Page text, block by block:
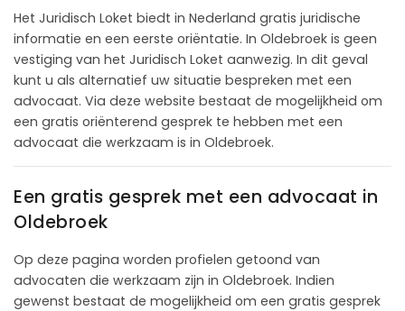
Het Juridisch Loket biedt in Nederland gratis juridische
informatie en een eerste oriëntatie. In Oldebroek is geen
vestiging van het Juridisch Loket aanwezig. In dit geval
kunt u als alternatief uw situatie bespreken met een
advocaat. Via deze website bestaat de mogelijkheid om
een gratis oriënterend gesprek te hebben met een
advocaat die werkzaam is in Oldebroek.
Een gratis gesprek met een advocaat in
Oldebroek
Op deze pagina worden profielen getoond van
advocaten die werkzaam zijn in Oldebroek. Indien
gewenst bestaat de mogelijkheid om een gratis gesprek